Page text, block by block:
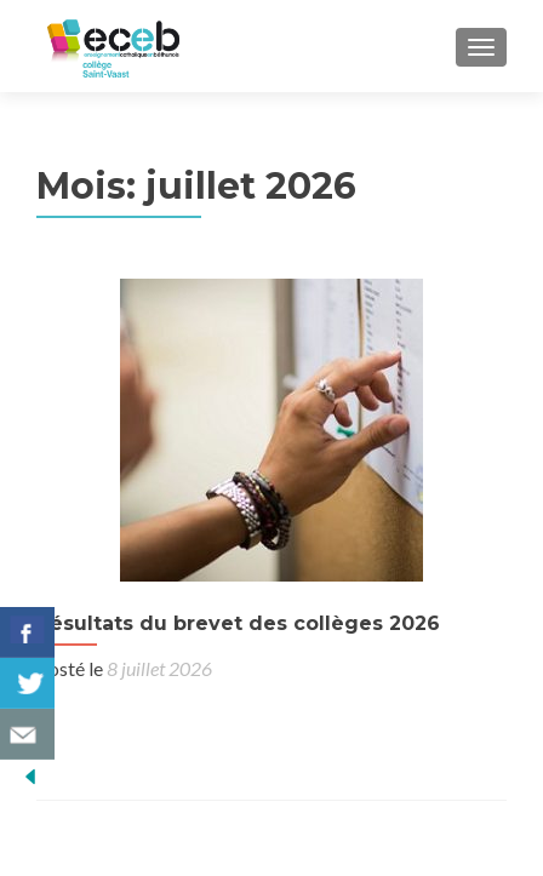
Mois: juillet 2026
Résultats du brevet des collèges 2026
Posté le 8 juillet 2026